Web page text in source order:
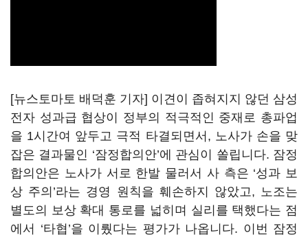
[뉴스토마토 배덕훈 기자] 이견이 좁혀지지 않던 삼성
전자 성과급 협상이 정부의 적극적인 중재로 총파업
을 1시간여 앞두고 극적 타결되면서 , 노사가 손을 맞
잡은 결과물인 ‘잠정합의안’에 관심이 쏠립니다. 잠정
합의안은 노사가 서로 한발 물러서 사 측은 ‘성과 보
상 주의 ’라는 경영 원칙을 훼손하지 않았고, 노조는
별도의 보상 확대 통로를 넓히며 실리를 택했다는 점
에서 ‘타협’을 이뤘다는 평가가 나옵니다. 이번 잠정